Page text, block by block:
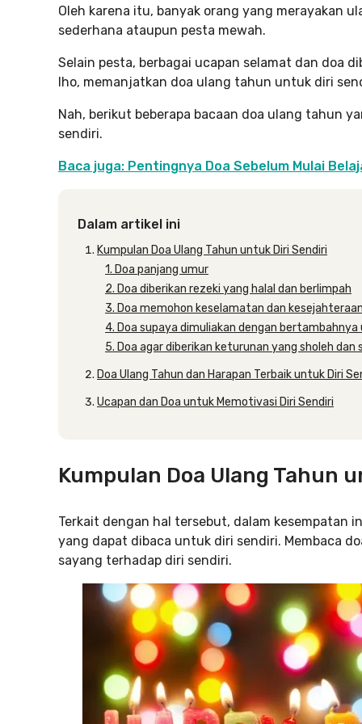
Oleh karena itu, banyak orang yang merayakan
sederhana ataupun pesta mewah.
Selain pesta, berbagai ucapan selamat dan doa
lho, memanjatkan doa ulang tahun untuk diri
Nah, berikut beberapa bacaan doa ulang tahun
sendiri.
Baca juga: Pentingnya Doa Sebelum Mulai
Dalam artikel ini
Kumpulan Doa Ulang Tahun untuk Diri Sendiri
1. Doa panjang umur
2. Doa diberikan rezeki yang halal dan berlimpah
3. Doa memohon keselamatan dan
4. Doa supaya dimuliakan dengan bertambahnya
5. Doa agar diberikan keturunan yang sholeh dan
Doa Ulang Tahun dan Harapan Terbaik untuk Diri
Ucapan dan Doa untuk Memotivasi Diri Sendiri
Kumpulan Doa Ulang Tahun
Terkait dengan hal tersebut, dalam kesempatan
yang dapat dibaca untuk diri sendiri. Membaca
sayang terhadap diri sendiri.